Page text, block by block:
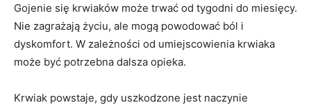
Gojenie się krwiaków może trwać od tygodni do miesięcy.
Nie zagrażają życiu, ale mogą powodować ból i
dyskomfort. W zależności od umiejscowienia krwiaka
może być potrzebna dalsza opieka.
Krwiak powstaje, gdy uszkodzone jest naczynie